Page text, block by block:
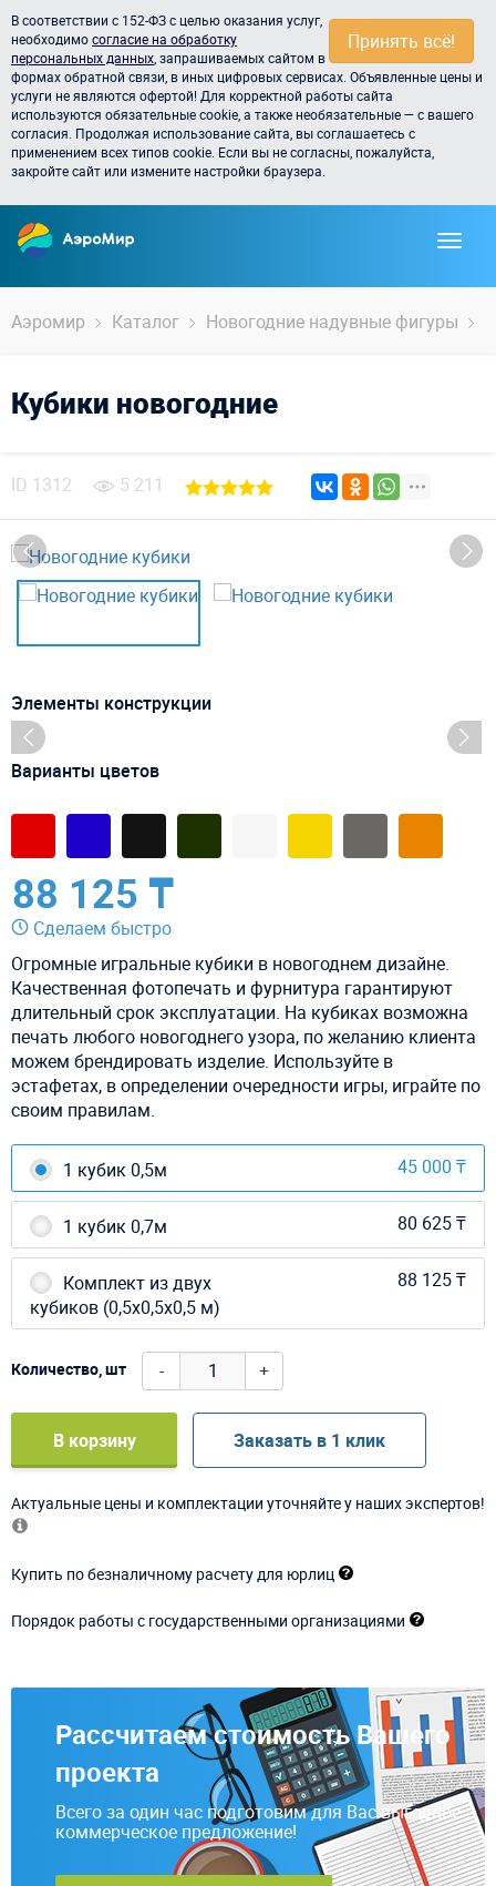
Принять всё!
В соответствии с 152-ФЗ с целью оказания услуг,
необходимосогласие на обработку
персональных данных , запрашиваемых сайтом в
формах обратной связи, в иных цифровых сервисах. Объявленные цены и
услуги не являются офертой! Для корректной работы сайта
используются обязательные cookie, а также необязательные — с вашего
согласия. Продолжая использование сайта, вы соглашаетесь с
применением всех типов cookie. Если вы не согласны, пожалуйста,
закройте сайт или измените настройки браузера.
Аэромир Каталог Новогодние надувные фигуры
Кубики новогодние
ID 1312 5 211
Элементы конструкции
Варианты цветов
88 125 ₸
Сделаем быстро
Огромные игральные кубики в новогоднем дизайне.
Качественная фотопечать и фурнитура гарантируют
длительный срок эксплуатации. На кубиках возможна
печать любого новогоднего узора, по желанию клиента
можем брендировать изделие. Используйте в
эстафетах, в определении очередности игры, играйте по
своим правилам.
1 кубик 0,5м 45 000 ₸
1 кубик 0,7м 80 625 ₸
Комплект из двух
кубиков (0,5х0,5х0,5 м)
88 125 ₸
Количество, шт - +
В корзину Заказать в 1 клик
Актуальные цены и комплектации уточняйте у наших экспертов!
Купить по безналичному расчету для юрлиц
Порядок работы с государственными организациями
Рассчитаем стоимость Вашего
проекта
Всего за один час подготовим для Вас выгодное
коммерческое предложение!